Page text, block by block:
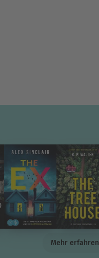
Mehr erfahren